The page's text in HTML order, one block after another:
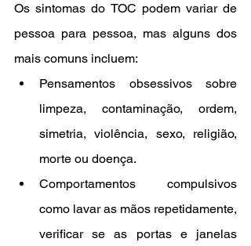
Os sintomas do TOC podem variar de
pessoa para pessoa, mas alguns dos
mais comuns incluem:
Pensamentos obsessivos sobre
limpeza, contaminação, ordem,
simetria, violência, sexo, religião,
morte ou doença.
Comportamentos compulsivos
como lavar as mãos repetidamente,
verificar se as portas e janelas